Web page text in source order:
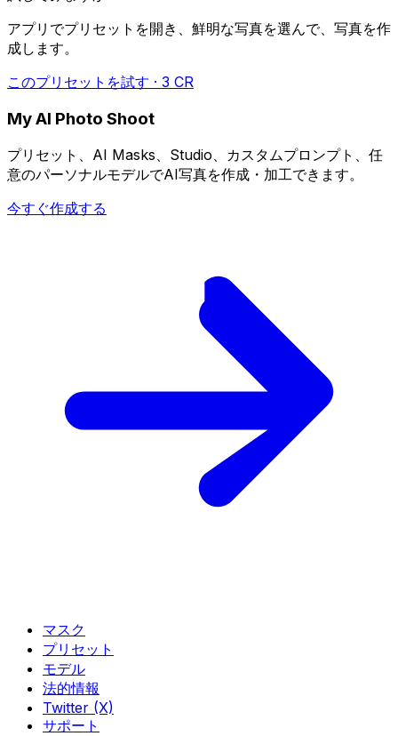
アプリでプリセットを開き、鮮明な写真を選んで、写真を作
成します。
このプリセットを試す · 3 CR
My AI Photo Shoot
プリセット、AI Masks、Studio、カスタムプロンプト、任
意のパーソナルモデルでAI写真を作成・加工できます。
今すぐ作成する
マスク
プリセット
モデル
法的情報
Twitter (X)
サポート